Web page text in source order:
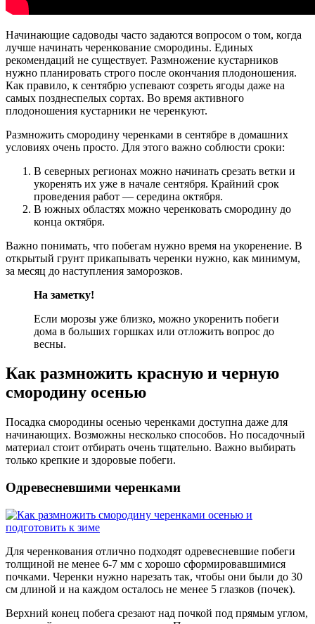
Начинающие садоводы часто задаются вопросом о том, когда
лучше начинать черенкование смородины. Единых
рекомендаций не существует. Размножение кустарников
нужно планировать строго после окончания плодоношения.
Как правило, к сентябрю успевают созреть ягоды даже на
самых позднеспелых сортах. Во время активного
плодоношения кустарники не черенкуют.
Размножить смородину черенками в сентябре в домашних
условиях очень просто. Для этого важно соблюсти сроки:
В северных регионах можно начинать срезать ветки и
укоренять их уже в начале сентября. Крайний срок
проведения работ — середина октября.
В южных областях можно черенковать смородину до
конца октября.
Важно понимать, что побегам нужно время на укоренение. В
открытый грунт прикапывать черенки нужно, как минимум,
за месяц до наступления заморозков.
На заметку!
Если морозы уже близко, можно укоренить побеги
дома в больших горшках или отложить вопрос до
весны.
Как размножить красную и черную
смородину осенью
Посадка смородины осенью черенками доступна даже для
начинающих. Возможны несколько способов. Но посадочный
материал стоит отбирать очень тщательно. Важно выбирать
только крепкие и здоровые побеги.
Одревесневшими черенками
Для черенкования отлично подходят одревесневшие побеги
толщиной не менее 6-7 мм с хорошо сформировавшимися
почками. Черенки нужно нарезать так, чтобы они были до 30
см длиной и на каждом осталось не менее 5 глазков (почек).
Верхний конец побега срезают над почкой под прямым углом,